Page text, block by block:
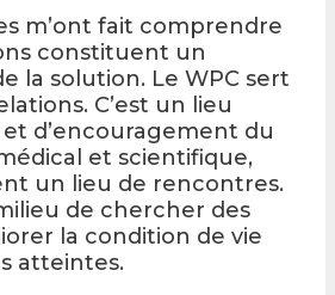
m’ont fait comprendre
constituent un
la solution. Le WPC sert
C’est un lieu
d’encouragement du
et scientifique,
un lieu de rencontres.
de chercher des
la condition de vie
atteintes.